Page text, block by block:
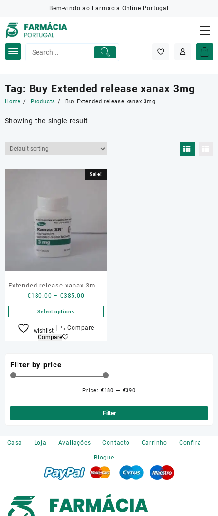
content
Bem-vindo ao Farmacia Online Portugal
Tag: Buy Extended release xanax 3mg
Home Products Buy Extended release xanax 3mg
Showing the single result
Sale!
Extended release xanax 3mg (
buy G3 xanax )
€180.00 – €385.00
range:
€180.00
through
Select options
This
product
variants.
The
be
wishlist ⇆ Compare
Compare
Filter by price
Filter
Price: €180 — €390
Casa Loja Avaliações Contacto Carrinho Confira
Blogue